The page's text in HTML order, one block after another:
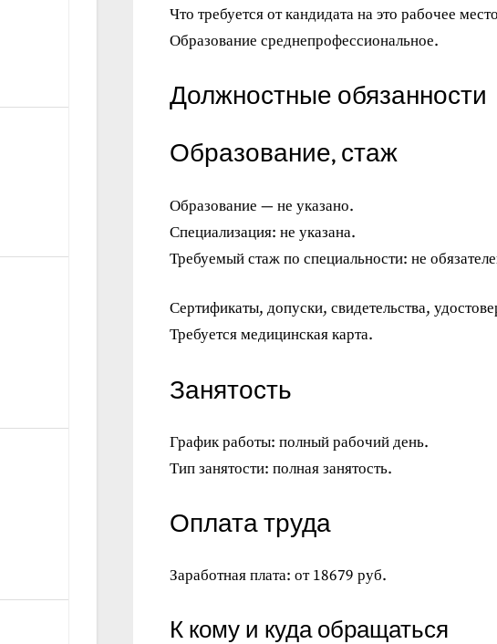
Что требуется от кандидата на это рабочее
Образование среднепрофессиональное.
Должностные обязанности
Образование, стаж
Образование — не указано.
Специализация: не указана.
Требуемый стаж по специальности: не
Сертификаты, допуски, свидетельства,
Требуется медицинская карта.
Занятость
График работы: полный рабочий день.
Тип занятости: полная занятость.
Оплата труда
Заработная плата: от 18679 руб.
К кому и куда обращаться